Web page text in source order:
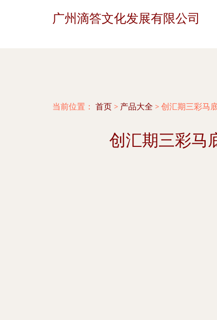
广州滴答文化发展有限公司
当前位置： 首页 > 产品大全 > 创汇期三彩马
创汇期三彩马